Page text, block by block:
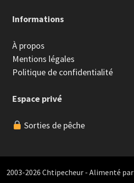
Informations
À propos
Mentions légales
Politique de confidentialité
Espace privé
Sorties de pêche
2003-2026 Chtipecheur - Alimenté par